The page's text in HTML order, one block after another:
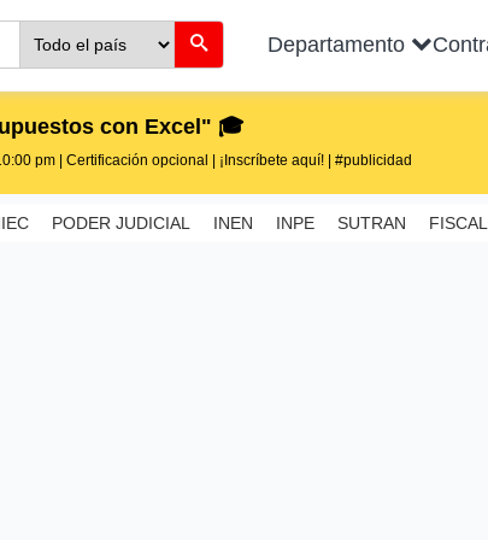
Departamento
con Excel" 🎓
pm | Certificación opcional | ¡Inscríbete aquí! | #publicidad
PODER JUDICIAL INEN INPE SUTRAN